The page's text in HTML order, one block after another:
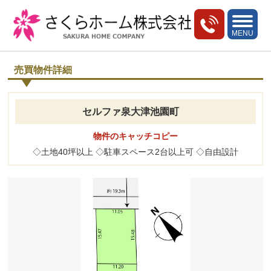
toggle
MENU
売買物件詳細
セルファ泉大津池園町
物件のキャッチコピー
◇土地40坪以上 ◇駐車スペース2台以上可 ◇自由設計